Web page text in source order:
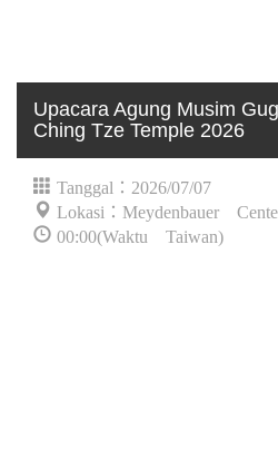
Upacara Agung Musim
Ching Tze Temple 2026
Tanggal：2026/07/07
Lokasi：Meydenbauer
00:00(Waktu Taiwan)